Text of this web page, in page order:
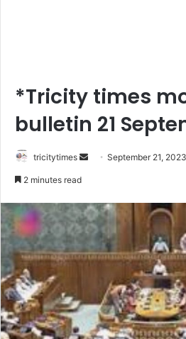
*Tricity times
bulletin 21
tricitytimes
SendSeptember 21, 2023
2 minutes read